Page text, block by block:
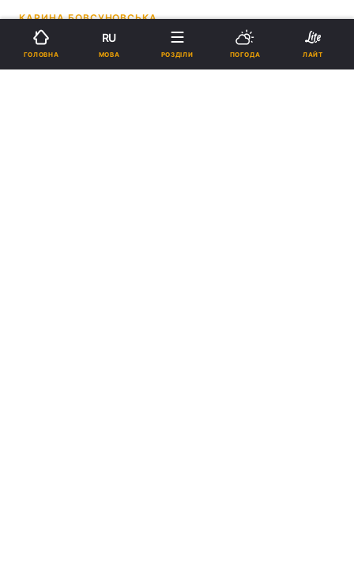
КАРИНА БОВСУНОВСЬКА
10:26, 06.06.26
ГОЛОВНА
RU
МОВА РОЗДІЛИ ПОГОДА ЛАЙТ